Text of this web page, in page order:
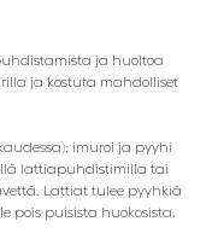
ja huoltoa
ja kostuta mahdolliset
imuroi ja pyyhi
lattiapuhdistimilla tai
Lattiat tulee pyyhkiä
pois puisista huokosista.